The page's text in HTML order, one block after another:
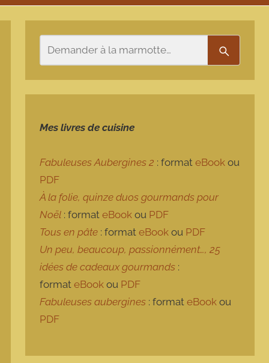
Mes livres de cuisine
Fabuleuses Aubergines 2 : formateBook ou
PDF
À la folie, quinze duos gourmands pour
Noël : formateBook ou PDF
Tous en pâte : formateBook ou PDF
Un peu, beaucoup, passionnément…, 25
idées de cadeaux gourmands :
formateBook ou PDF
Fabuleuses aubergines : formateBook ou
PDF